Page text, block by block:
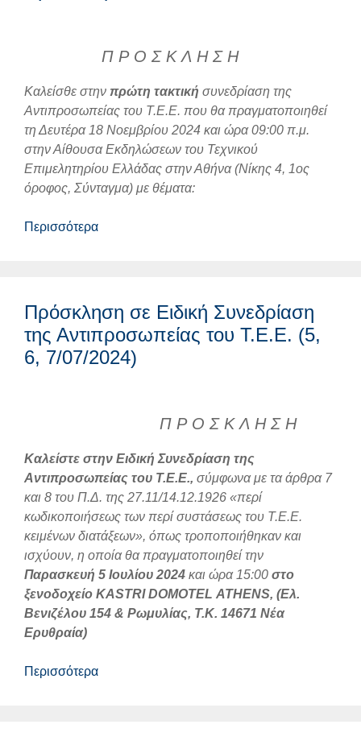
Π Ρ Ο Σ Κ Λ Η Σ Η
Καλείσθε στην πρώτη τακτική συνεδρίαση της
Αντιπροσωπείας του Τ.Ε.Ε. που θα πραγματοποιηθεί
τη Δευτέρα 18 Νοεμβρίου 2024 και ώρα 09:00 π.μ.
στην Αίθουσα Εκδηλώσεων του Τεχνικού
Επιμελητηρίου Ελλάδας στην Αθήνα (Νίκης 4, 1ος
όροφος, Σύνταγμα) με θέματα:
Περισσότερα
Πρόσκληση σε Ειδική Συνεδρίαση
της Αντιπροσωπείας του Τ.Ε.Ε. (5,
6, 7/07/2024)
Π Ρ Ο Σ Κ Λ Η Σ Η
Καλείστε στην Ειδική Συνεδρίαση της
Αντιπροσωπείας του Τ.Ε.Ε., σύμφωνα με τα άρθρα 7
και 8 του Π.Δ. της 27.11/14.12.1926 «περί
κωδικοποιήσεως των περί συστάσεως του Τ.Ε.Ε.
κειμένων διατάξεων», όπως τροποποιήθηκαν και
ισχύουν, η οποία θα πραγματοποιηθεί την
Παρασκευή 5 Ιουλίου 2024 και ώρα 15:00 στο
ξενοδοχείο KASTRI DOMOTEL ATHENS, (Ελ.
Βενιζέλου 154 & Ρωμυλίας, Τ.Κ. 14671 Νέα
Ερυθραία)
Περισσότερα